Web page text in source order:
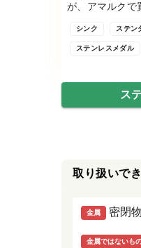
が、アマルクで
シンク ステン
ステンレスメダル
ス
取り扱いで
金属 密閉
金属ではないも